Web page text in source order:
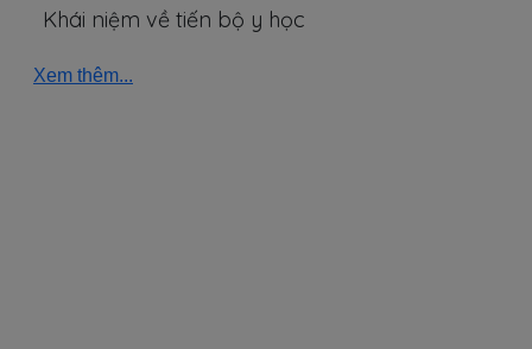
Khái niệm về tiến bộ y học
Xem thêm...